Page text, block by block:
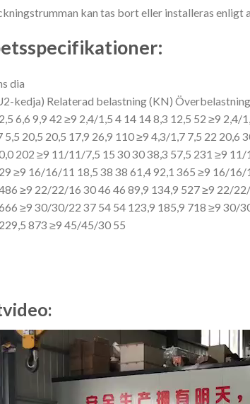
kan tas bort eller installeras enligt
dia
kedja) Relaterad belastning (KN)
6,6 9,9 42 ≥9 2,4/1,5 4 14 14 8,3 12,5 52 ≥9 2,4/
5,5 20,5 20,5 17,9 26,9 110 ≥9 4,3/1,7 7,5 22 20,6
202 ≥9 11/11/7,5 15 30 30 38,3 57,5 231 ≥9
≥9 16/16/11 18,5 38 38 61,4 92,1 365 ≥9 16/16/
≥9 22/22/16 30 46 46 89,9 134,9 527 ≥9 22/
≥9 30/30/22 37 54 54 123,9 185,9 718 ≥9 30/
873 ≥9 45/45/30 55